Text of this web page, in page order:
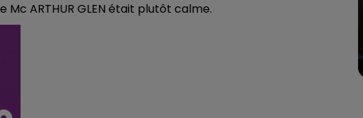
ARTHUR GLEN était plutôt calme.